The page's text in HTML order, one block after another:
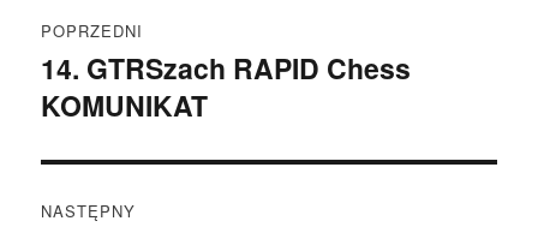
wpisu
POPRZEDNI
Poprzedni
wpis:
14. GTRSzach RAPID Chess
KOMUNIKAT
NASTĘPNY